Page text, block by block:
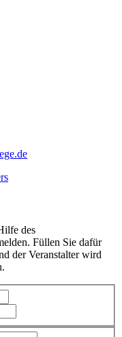
des
Füllen Sie dafür
der Veranstalter wird